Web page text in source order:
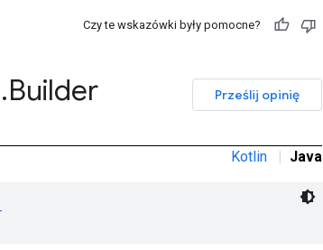
Czy te wskazówki były pomocne?
Prześlij opinię
.Builder
Kotlin | Java